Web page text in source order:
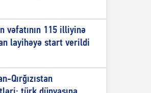
vəfatının 115 illiyinə
layihəyə start verildi
Qırğızıstan